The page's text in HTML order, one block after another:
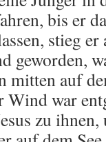
bis er
stieg
geworden,
mitten auf
Wind war
zu